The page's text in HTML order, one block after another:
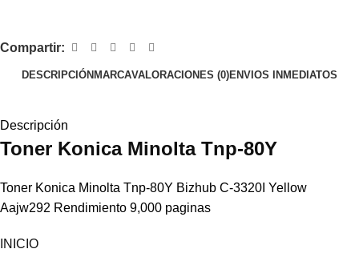
Compartir:
DESCRIPCIÓN MARCAVALORACIONES (0)ENVIOS INMEDIATOS
Descripción
Toner Konica MinoltaTnp-80Y
Toner Konica Minolta Tnp-80Y Bizhub C-3320I Yellow
Aajw292 Rendimiento 9,000 paginas
INICIO